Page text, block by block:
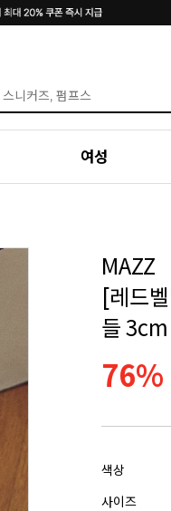
여성
MAZZ
[레드
들
76%
색상
사이즈